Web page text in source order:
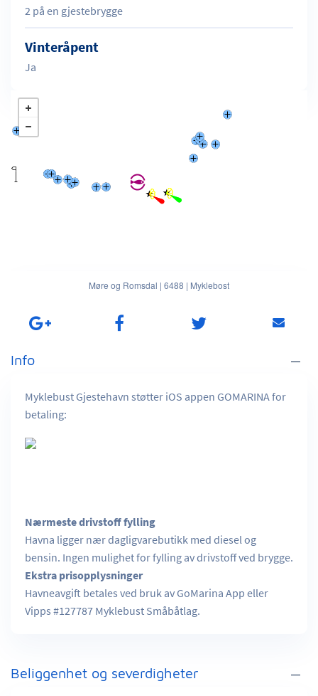
2 på en gjestebrygge
Vinteråpent
Ja
Møre og Romsdal | 6488 | Myklebost
Info
Myklebust Gjestehavn støtter iOS appen GOMARINA for
betaling:
Nærmeste drivstoff fylling
Havna ligger nær dagligvarebutikk med diesel og
bensin. Ingen mulighet for fylling av drivstoff ved brygge.
Ekstra prisopplysninger
Havneavgift betales ved bruk av GoMarina App eller
Vipps #127787 Myklebust Småbåtlag.
Beliggenhet og severdigheter